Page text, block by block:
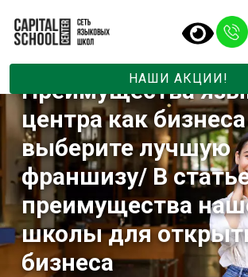
НАШИ АКЦИИ!
специальный
Capital School
Преимущества
центра как
выберите лучшую
франшизу/ В
преимущества
школы для
бизнеса